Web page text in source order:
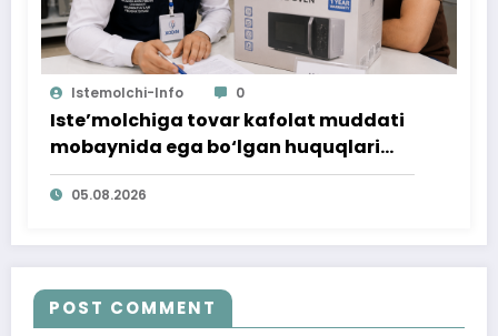
Istemolchi-Info 0
Iste’molchiga tovar kafolat muddati
mobaynida ega bo‘lgan huquqlari
ta’minlab berildi
05.08.2026
POST COMMENT